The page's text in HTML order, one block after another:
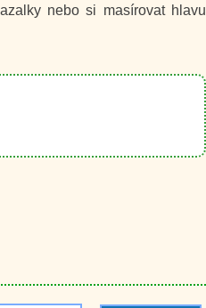
nebo si masírovat hlavu